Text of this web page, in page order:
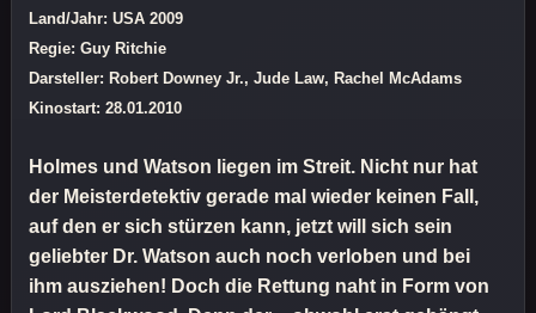
Land/Jahr: USA 2009
Regie: Guy Ritchie
Darsteller: Robert Downey Jr., Jude Law, Rachel McAdams
Kinostart: 28.01.2010
Holmes und Watson liegen im Streit. Nicht nur hat
der Meisterdetektiv gerade mal wieder keinen Fall,
auf den er sich stürzen kann, jetzt will sich sein
geliebter Dr. Watson auch noch verloben und bei
ihm ausziehen! Doch die Rettung naht in Form von